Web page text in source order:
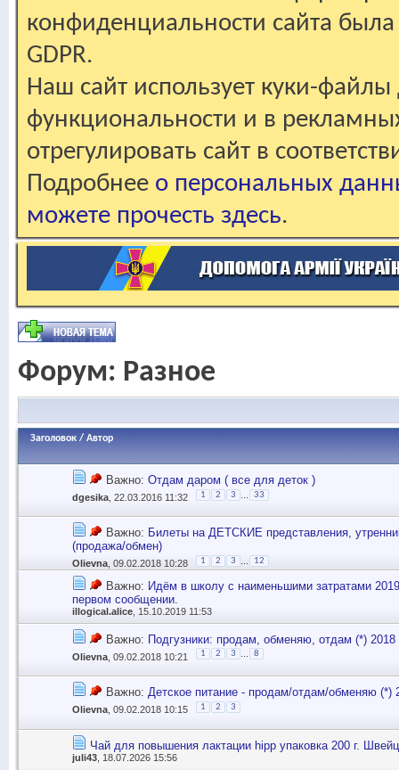
конфиденциальности сайта
GDPR.
Наш сайт использует куки-файлы
функциональности и в
отрегулировать сайт в
Подробнее о персональных
можете прочесть здесь.
Форум: Разное
Заголовок / Автор
Важно: Отдам даром ( все для деток )
dgesika , 22.03.2016 11:32 1 2 3 33
Важно: Билеты на ДЕТСКИЕ представления,
(продажа/обмен)
Olievna , 09.02.2018 10:28 1 2 3 12
Важно: Идём в школу с наименьшими затратами
первом сообщении.
illogical.alice , 15.10.2019 11:53
Важно: Подгузники: продам, обменяю, отдам (*) 2018
Olievna , 09.02.2018 10:21 1 2 3 ... 8
Важно: Детское питание - продам/отдам/обменяю (*)
Olievna , 09.02.2018 10:15 1 2 3
Чай для повышения лактации hipp упаковка 200 г.
juli43 , 18.07.2026 15:56